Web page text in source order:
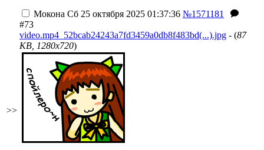
>>
Мокона Сб 25 октября 2025 01:37:36 №1571181
#73
video.mp4_52bcab24243a7fd3459a0db8f483bd(...).jpg - (87
KB, 1280x720)